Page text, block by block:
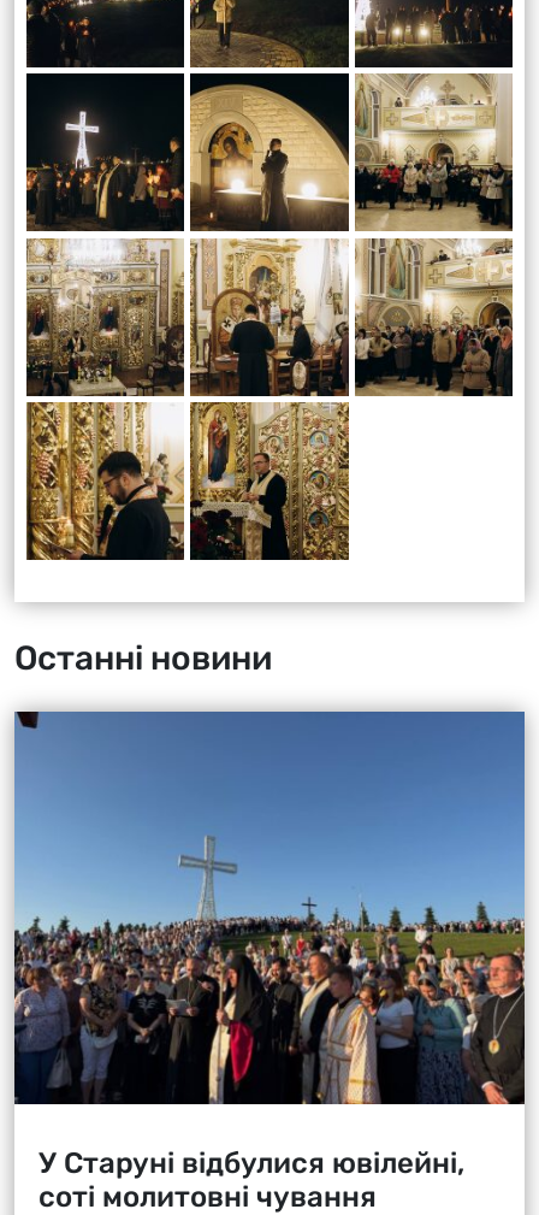
Останні новини
У Старуні відбулися ювілейні,
соті молитовні чування